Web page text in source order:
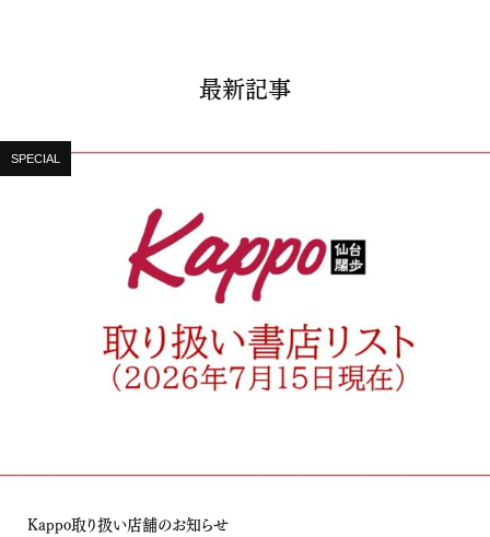
最新記事
SPECIAL
Kappo取り扱い店舗のお知らせ